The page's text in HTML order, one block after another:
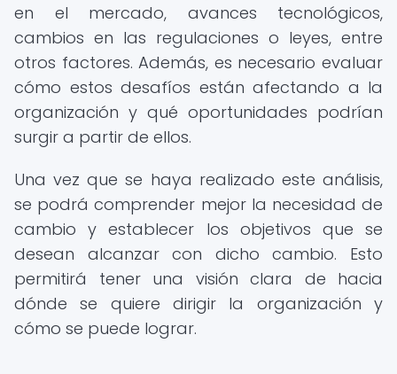
en el mercado, avances tecnológicos,
cambios en las regulaciones o leyes, entre
otros factores. Además, es necesario evaluar
cómo estos desafíos están afectando a la
organización y qué oportunidades podrían
surgir a partir de ellos.
Una vez que se haya realizado este análisis,
se podrá comprender mejor la necesidad de
cambio y establecer los objetivos que se
desean alcanzar con dicho cambio. Esto
permitirá tener una visión clara de hacia
dónde se quiere dirigir la organización y
cómo se puede lograr.